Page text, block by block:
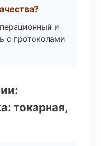
и
с протоколами
токарная,